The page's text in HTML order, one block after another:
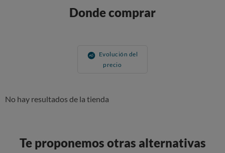
Donde comprar
Evolución del
precio
No hay resultados de la tienda
Te proponemos otras alternativas